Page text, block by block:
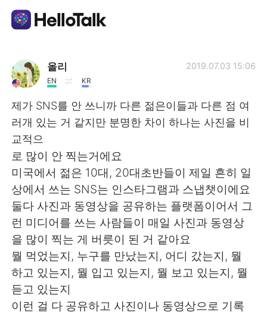
แอปแลกเปลี่ยนทางภาษา
AI Grammar Checker
ไทย
English 简体中文
繁體中文 Español
العربية Français
Deutsch 日本語
한국어 Русский
올리
EN KR
2019.07.03 15:06
제가 SNS를 안 쓰니까 다른 젊은이들과 다른 점 여
러개 있는 거 같지만 분명한 차이 하나는 사진을 비
교적으
로 많이 안 찍는거에요
미국에서 젊은 10대, 20대초반들이 제일 흔히 일
상에서 쓰는 SNS는 인스타그램과 스냅챗이에요
둘다 사진과 동영상을 공유하는 플랫폼이어서 그
런 미디어를 쓰는 사람들이 매일 사진과 동영상
을 많이 찍는 게 버릇이 된 거 같아요
뭘 먹었는지, 누구를 만났는지, 어디 갔는지, 뭘
하고 있는지, 뭘 입고 있는지, 뭘 보고 있는지, 뭘
듣고 있는지
이런 걸 다 공유하고 사진이나 동영상으로 기록